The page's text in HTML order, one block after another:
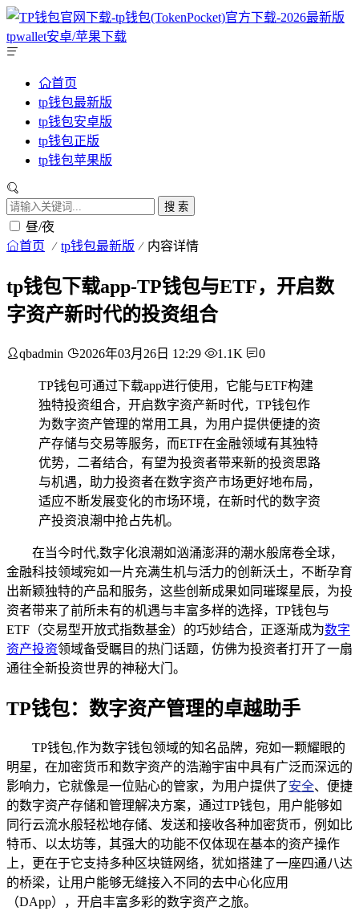
首页
tp钱包最新版
tp钱包安卓版
tp钱包正版
tp钱包苹果版
搜 索
昼/夜
首页 tp钱包最新版 内容详情
tp钱包下载app-TP钱包与ETF，开启数
字资产新时代的投资组合
qbadmin 2026年03月26日 12:29 1.1K 0
TP钱包可通过下载app进行使用，它能与ETF构建
独特投资组合，开启数字资产新时代，TP钱包作
为数字资产管理的常用工具，为用户提供便捷的资
产存储与交易等服务，而ETF在金融领域有其独特
优势，二者结合，有望为投资者带来新的投资思路
与机遇，助力投资者在数字资产市场更好地布局，
适应不断发展变化的市场环境，在新时代的数字资
产投资浪潮中抢占先机。
在当今时代,数字化浪潮如汹涌澎湃的潮水般席卷全球，
金融科技领域宛如一片充满生机与活力的创新沃土，不断孕育
出新颖独特的产品和服务，这些创新成果如同璀璨星辰，为投
资者带来了前所未有的机遇与丰富多样的选择，TP钱包与
ETF（交易型开放式指数基金）的巧妙结合，正逐渐成为数字
资产投资领域备受瞩目的热门话题，仿佛为投资者打开了一扇
通往全新投资世界的神秘大门。
TP钱包：数字资产管理的卓越助手
TP钱包,作为数字钱包领域的知名品牌，宛如一颗耀眼的
明星，在加密货币和数字资产的浩瀚宇宙中具有广泛而深远的
影响力，它就像是一位贴心的管家，为用户提供了安全、便捷
的数字资产存储和管理解决方案，通过TP钱包，用户能够如
同行云流水般轻松地存储、发送和接收各种加密货币，例如比
特币、以太坊等，其强大的功能不仅体现在基本的资产操作
上，更在于它支持多种区块链网络，犹如搭建了一座四通八达
的桥梁，让用户能够无缝接入不同的去中心化应用
（DApp），开启丰富多彩的数字资产之旅。